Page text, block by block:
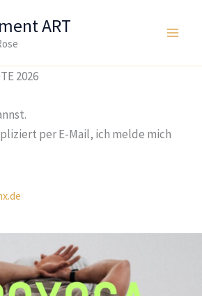
ART
2026
per E-Mail, ich melde mich